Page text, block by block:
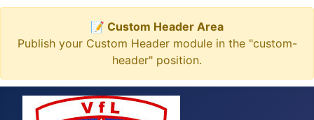
📝 Custom Header Area
Publish your Custom Header module in the "custom-
header" position.